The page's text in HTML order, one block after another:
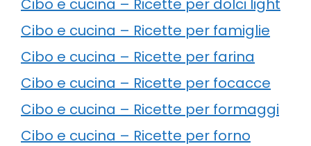
Cibo e cucina – Ricette per dolci light
Cibo e cucina – Ricette per famiglie
Cibo e cucina – Ricette per farina
Cibo e cucina – Ricette per focacce
Cibo e cucina – Ricette per formaggi
Cibo e cucina – Ricette per forno